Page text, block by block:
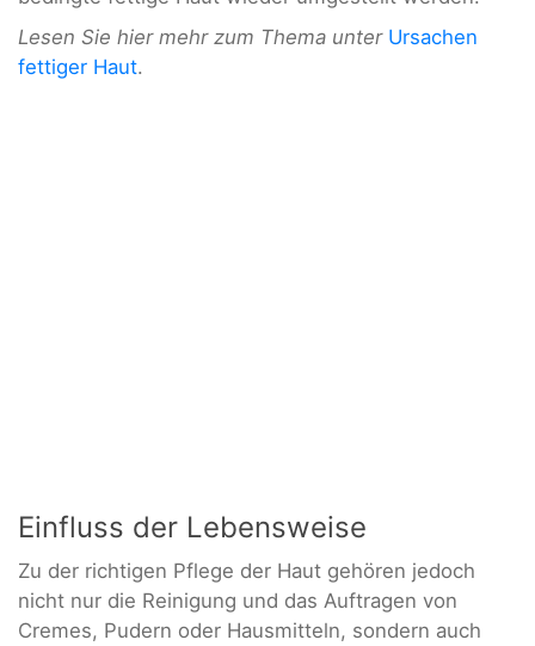
Lesen Sie hier mehr zum Thema unter Ursachen
fettiger Haut.
Einfluss der Lebensweise
Zu der richtigen Pflege der Haut gehören jedoch
nicht nur die Reinigung und das Auftragen von
Cremes, Pudern oder Hausmitteln, sondern auch